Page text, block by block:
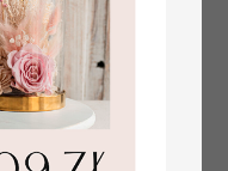
Promocja:
PLN/ 3.00 PLN